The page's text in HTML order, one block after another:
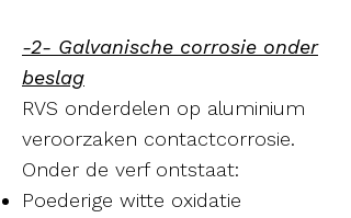
-2- Galvanische corrosie onder
beslag
RVS onderdelen op aluminium
veroorzaken contactcorrosie.
Onder de verf ontstaat:
Poederige witte oxidatie